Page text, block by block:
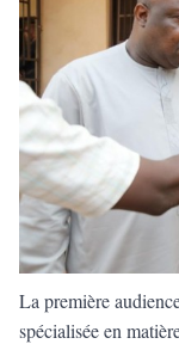
La première
spécialisée en